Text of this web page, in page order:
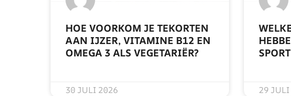
HOE VOORKOM JE TEKORTEN
AAN IJZER, VITAMINE B12 EN
OMEGA 3 ALS VEGETARIËR?
30 JULI 2026 29